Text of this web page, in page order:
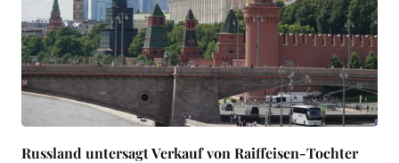
Russland untersagt Verkauf von Raiffeisen-Tochter